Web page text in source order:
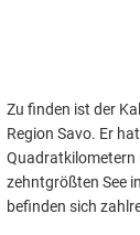
Zu finden ist der
Region Savo. Er
Quadratkilometern
zehntgrößten See
befinden sich